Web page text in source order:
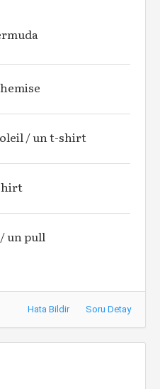
/ un t-shirt
un pull
Hata Bildir Soru Detay